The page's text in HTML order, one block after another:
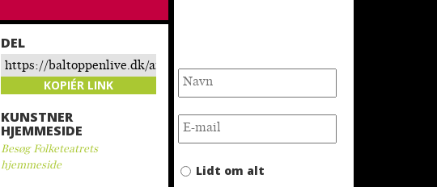
DEL
https://baltoppenlive.dk/arrangement/hele-
danmarks-grethe/
KOPIÉR LINK
KUNSTNER
HJEMMESIDE
Besøg Folketeatrets
hjemmeside
Lidt om alt